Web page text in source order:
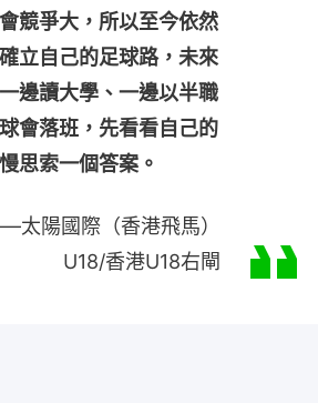
競爭大，所以至今依然
立自己的足球路，未來
邊讀大學、一邊以半職
會落班，先看看自己的
思索一個答案。
太陽國際（香港飛馬）
U18/香港U18右閘